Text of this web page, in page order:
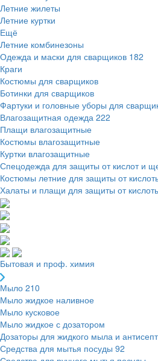
Летние жилеты
Летние куртки
Ещё
Летние комбинезоны
Одежда и маски для сварщиков 182
Краги
Костюмы для сварщиков
Ботинки для сварщиков
Фартуки и головные уборы для
Влагозащитная одежда 222
Плащи влагозащитные
Костюмы влагозащитные
Куртки влагозащитные
Спецодежда для защиты от кислот и
Костюмы летние для защиты от
Халаты и плащи для защиты от
Бытовая и проф. химия
Мыло 210
Мыло жидкое наливное
Мыло кусковое
Мыло жидкое с дозатором
Дозаторы для жидкого мыла и
Средства для мытья посуды 92